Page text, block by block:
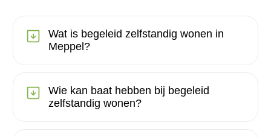
Wat is begeleid zelfstandig wonen in
Meppel?
Wie kan baat hebben bij begeleid
zelfstandig wonen?